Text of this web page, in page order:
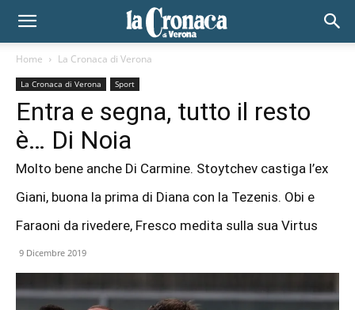
Home La Cronaca di Verona
La Cronaca di Verona Sport
Entra e segna, tutto il resto
è… Di Noia
Molto bene anche Di Carmine. Stoytchev castiga l’ex
Giani, buona la prima di Diana con la Tezenis. Obi e
Faraoni da rivedere, Fresco medita sulla sua Virtus
9 Dicembre 2019